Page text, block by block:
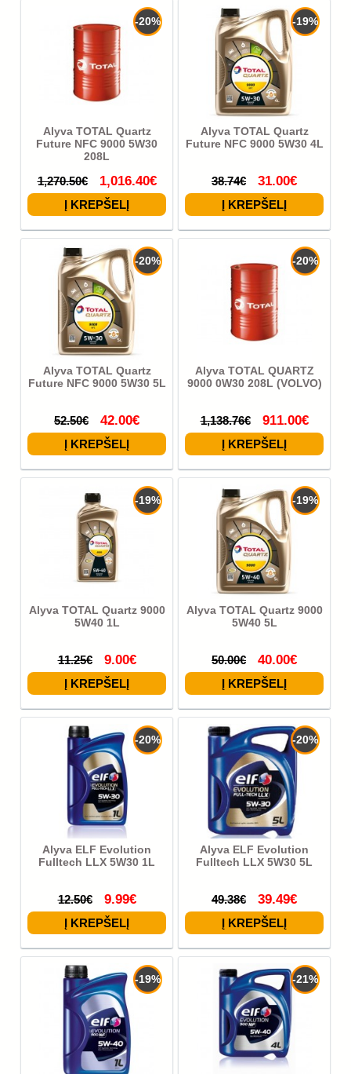
-20%
Alyva TOTAL Quartz
Future NFC 9000 5W30
208L
1,270.50€ 1,016.40€
-19%
Alyva TOTAL Quartz
Future NFC 9000 5W30 4L
38.74€ 31.00€
-20%
Alyva TOTAL Quartz
Future NFC 9000 5W30 5L
52.50€ 42.00€
-20%
Alyva TOTAL QUARTZ
9000 0W30 208L (VOLVO)
1,138.76€ 911.00€
-19%
Alyva TOTAL Quartz 9000
5W40 1L
11.25€ 9.00€
-19%
Alyva TOTAL Quartz 9000
5W40 5L
50.00€ 40.00€
-20%
Alyva ELF Evolution
Fulltech LLX 5W30 1L
12.50€ 9.99€
-20%
Alyva ELF Evolution
Fulltech LLX 5W30 5L
49.38€ 39.49€
-19% -21%